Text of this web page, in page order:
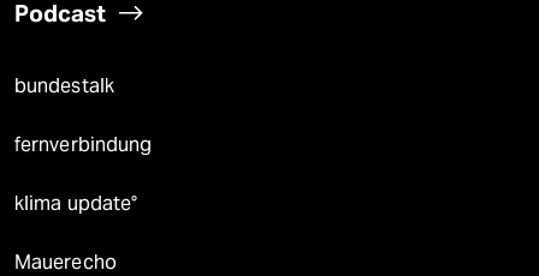
Podcast
bundestalk
fernverbindung
klima update°
Mauerecho